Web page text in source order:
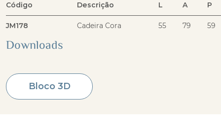
Código Descrição L A P
JM178 Cadeira Cora 55 79 59
Downloads
Bloco 3D